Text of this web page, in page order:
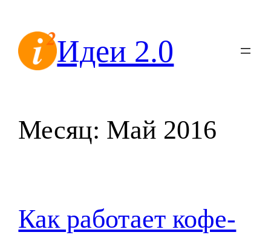
содержимомуИдеи 2.0
Месяц: Май 2016
Как работает кофе-